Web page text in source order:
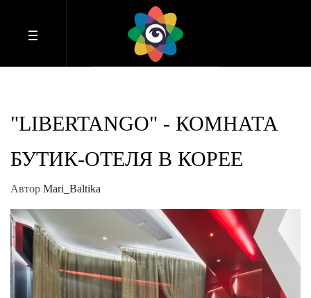
"LIBERTANGO" - КОМНАТА
БУТИК-ОТЕЛЯ В КОРЕЕ
Автор Mari_Baltika